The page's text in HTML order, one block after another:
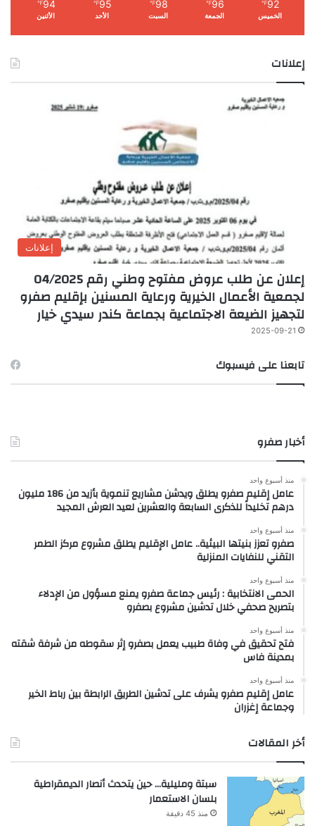
92
℉
الخميس
96
℉
الجمعة
98
℉
السبت
95
℉
الأحد
94
℉
الأثنين
إعلانات
إعلانات
إعلان عن طلب عروض مفتوح وطني رقم 04/2025
لجمعية الأعمال الخيرية ورعاية المسنين بإقليم صفرو
لتجهيز الضيعة الاجتماعية بجماعة كندر سيدي خيار
2025-09-21
تابعنا على فيسبوك
أخبار صفرو
منذ أسبوع واحد
عامل إقليم صفرو يطلق ويدشن مشاريع تنموية بأزيد من 186 مليون
درهم تخليداً للذكرى السابعة والعشرين لعيد العرش المجيد
منذ أسبوع واحد
صفرو تعزز بنيتها البيئية.. عامل الإقليم يطلق مشروع مركز الطمر
التقني للنفايات المنزلية
منذ أسبوع واحد
الحمى الانتخابية : رئيس جماعة صفرو يمنع مسؤول من الإدلاء
بتصريح صحفي خلال تدشين مشروع بصفرو
منذ أسبوع واحد
فتح تحقيق في وفاة طبيب يعمل بصفرو إثر سقوطه من شرفة شقته
بمدينة فاس
منذ أسبوع واحد
عامل إقليم صفرو يشرف على تدشين الطريق الرابطة بين رباط الخير
وجماعة إغزران
أخر المقالات
سبتة ومليلية… حين يتحدث أنصار الديمقراطية
بلسان الاستعمار
منذ 45 دقيقة